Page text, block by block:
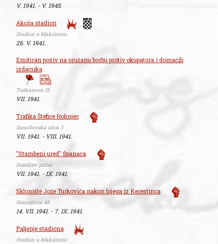
V. 1941. - V. 1945.
Akcija stadion
Stadion u Maksimiru
26. V. 1941.
Emitiran poziv na oružanu borbu protiv okupatora i domaćih
izdajnika
Tuškanova 15
VII. 1941.
Trafika Štefice Hohnjec
Samoborska ulica 3
VII. 1941. - VIII. 1941.
"Stambeni ured" Španaca
Deželićev prilaz
VII. 1941. - IX. 1941.
Sklonište Jože Turkovića nakon bijega iz Kerestinca
Heinzelova 48
14. VII. 1941. - 7. IX. 1941.
Paljenje stadiona
Stadion u Maksimiru